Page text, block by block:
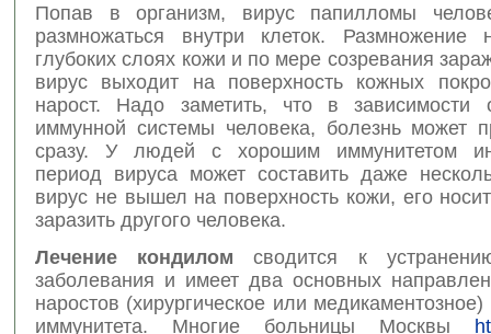
Попав в организм, вирус папилломы
размножаться внутри клеток. Размножение
глубоких слоях кожи и по мере созревания
вирус выходит на поверхность кожных
нарост. Надо заметить, что в зависимости
иммунной системы человека, болезнь может
сразу. У людей с хорошим иммунитетом
период вируса может составить даже
вирус не вышел на поверхность кожи, его
заразить другого человека.
Лечение кондилом сводится к
заболевания и имеет два основных
наростов (хирургическое или
иммунитета. Многие больницы Москвы